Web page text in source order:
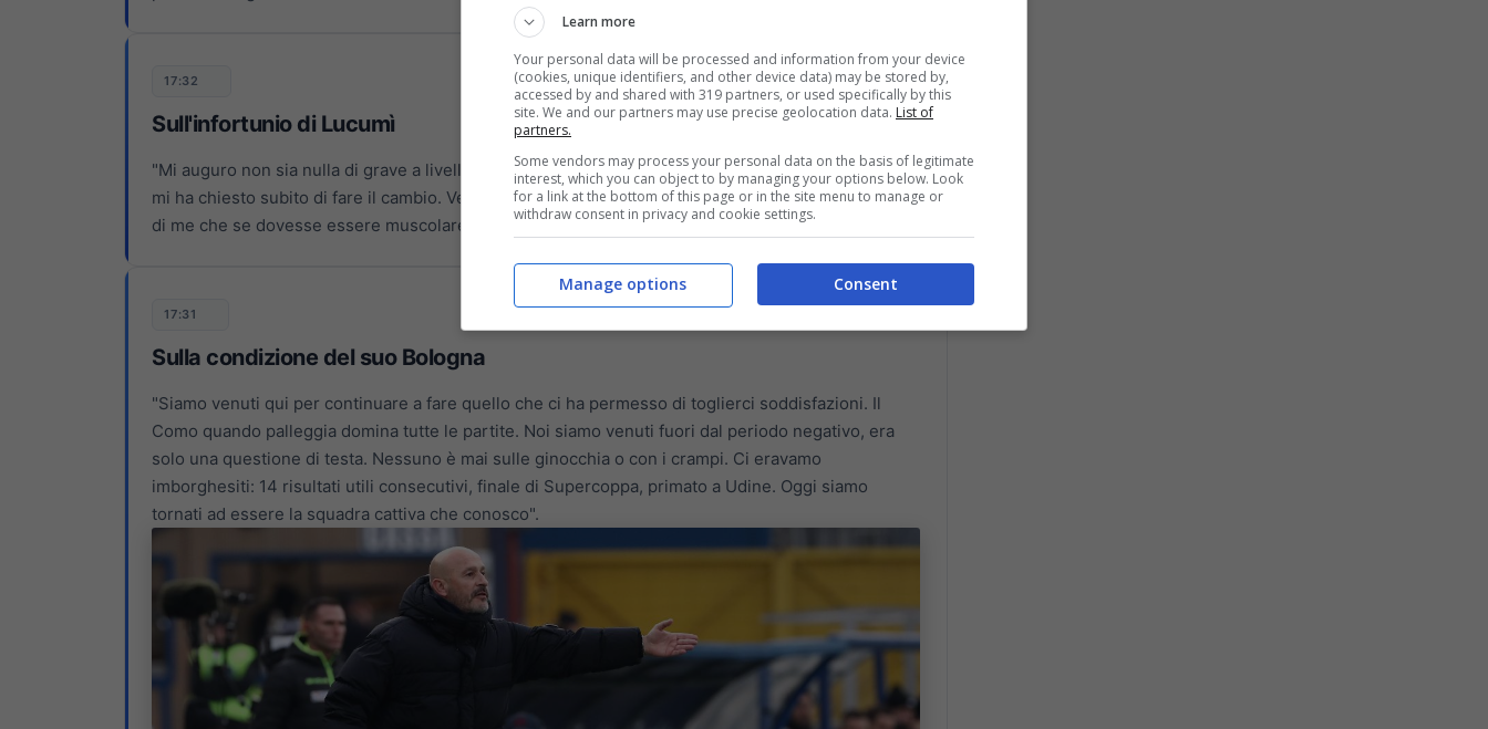
17:32
Sull'infortunio di Lucumì
"Mi auguro non sia nulla di grave a livello muscolare. Ha provato a vedere se poteva rientrare, ma
mi ha chiesto subito di fare il cambio. Vedremo cosa diranno gli esami strumentali. Sapete meglio
di me che se dovesse essere muscolare lo perderemo, spero non a lungo".
17:31
Sulla condizione del suo Bologna
"Siamo venuti qui per continuare a fare quello che ci ha permesso di toglierci soddisfazioni. Il
Como quando palleggia domina tutte le partite. Noi siamo venuti fuori dal periodo negativo, era
solo una questione di testa. Nessuno è mai sulle ginocchia o con i crampi. Ci eravamo
imborghesiti: 14 risultati utili consecutivi, finale di Supercoppa, primato a Udine. Oggi siamo
tornati ad essere la squadra cattiva che conosco".
Learn more
Your personal data will be processed and information from your device
(cookies, unique identifiers, and other device data) may be stored by,
accessed by and shared with 319 partners, or used specifically by this
site. We and our partners may use precise geolocation data. List of
partners.
Some vendors may process your personal data on the basis of legitimate
interest, which you can object to by managing your options below. Look
for a link at the bottom of this page or in the site menu to manage or
withdraw consent in privacy and cookie settings.
Consent
Manage options